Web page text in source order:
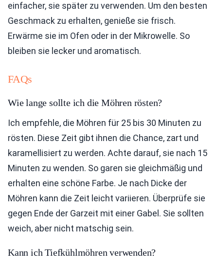
einfacher, sie später zu verwenden. Um den besten
Geschmack zu erhalten, genieße sie frisch.
Erwärme sie im Ofen oder in der Mikrowelle. So
bleiben sie lecker und aromatisch.
FAQs
Wie lange sollte ich die Möhren rösten?
Ich empfehle, die Möhren für 25 bis 30 Minuten zu
rösten. Diese Zeit gibt ihnen die Chance, zart und
karamellisiert zu werden. Achte darauf, sie nach 15
Minuten zu wenden. So garen sie gleichmäßig und
erhalten eine schöne Farbe. Je nach Dicke der
Möhren kann die Zeit leicht variieren. Überprüfe sie
gegen Ende der Garzeit mit einer Gabel. Sie sollten
weich, aber nicht matschig sein.
Kann ich Tiefkühlmöhren verwenden?